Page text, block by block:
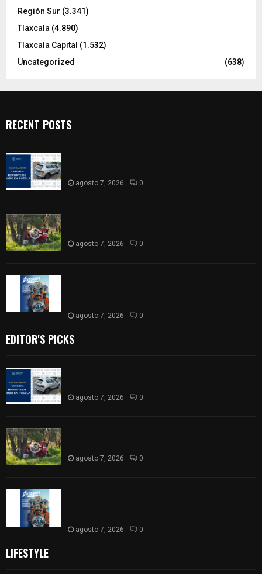
Región Sur (3.341)
Tlaxcala (4.890)
Tlaxcala Capital (1.532)
Uncategorized
(638)
RECENT POSTS
agosto 7, 2026 0
agosto 7, 2026 0
agosto 7, 2026 0
EDITOR'S PICKS
agosto 7, 2026 0
agosto 7, 2026 0
agosto 7, 2026 0
LIFESTYLE